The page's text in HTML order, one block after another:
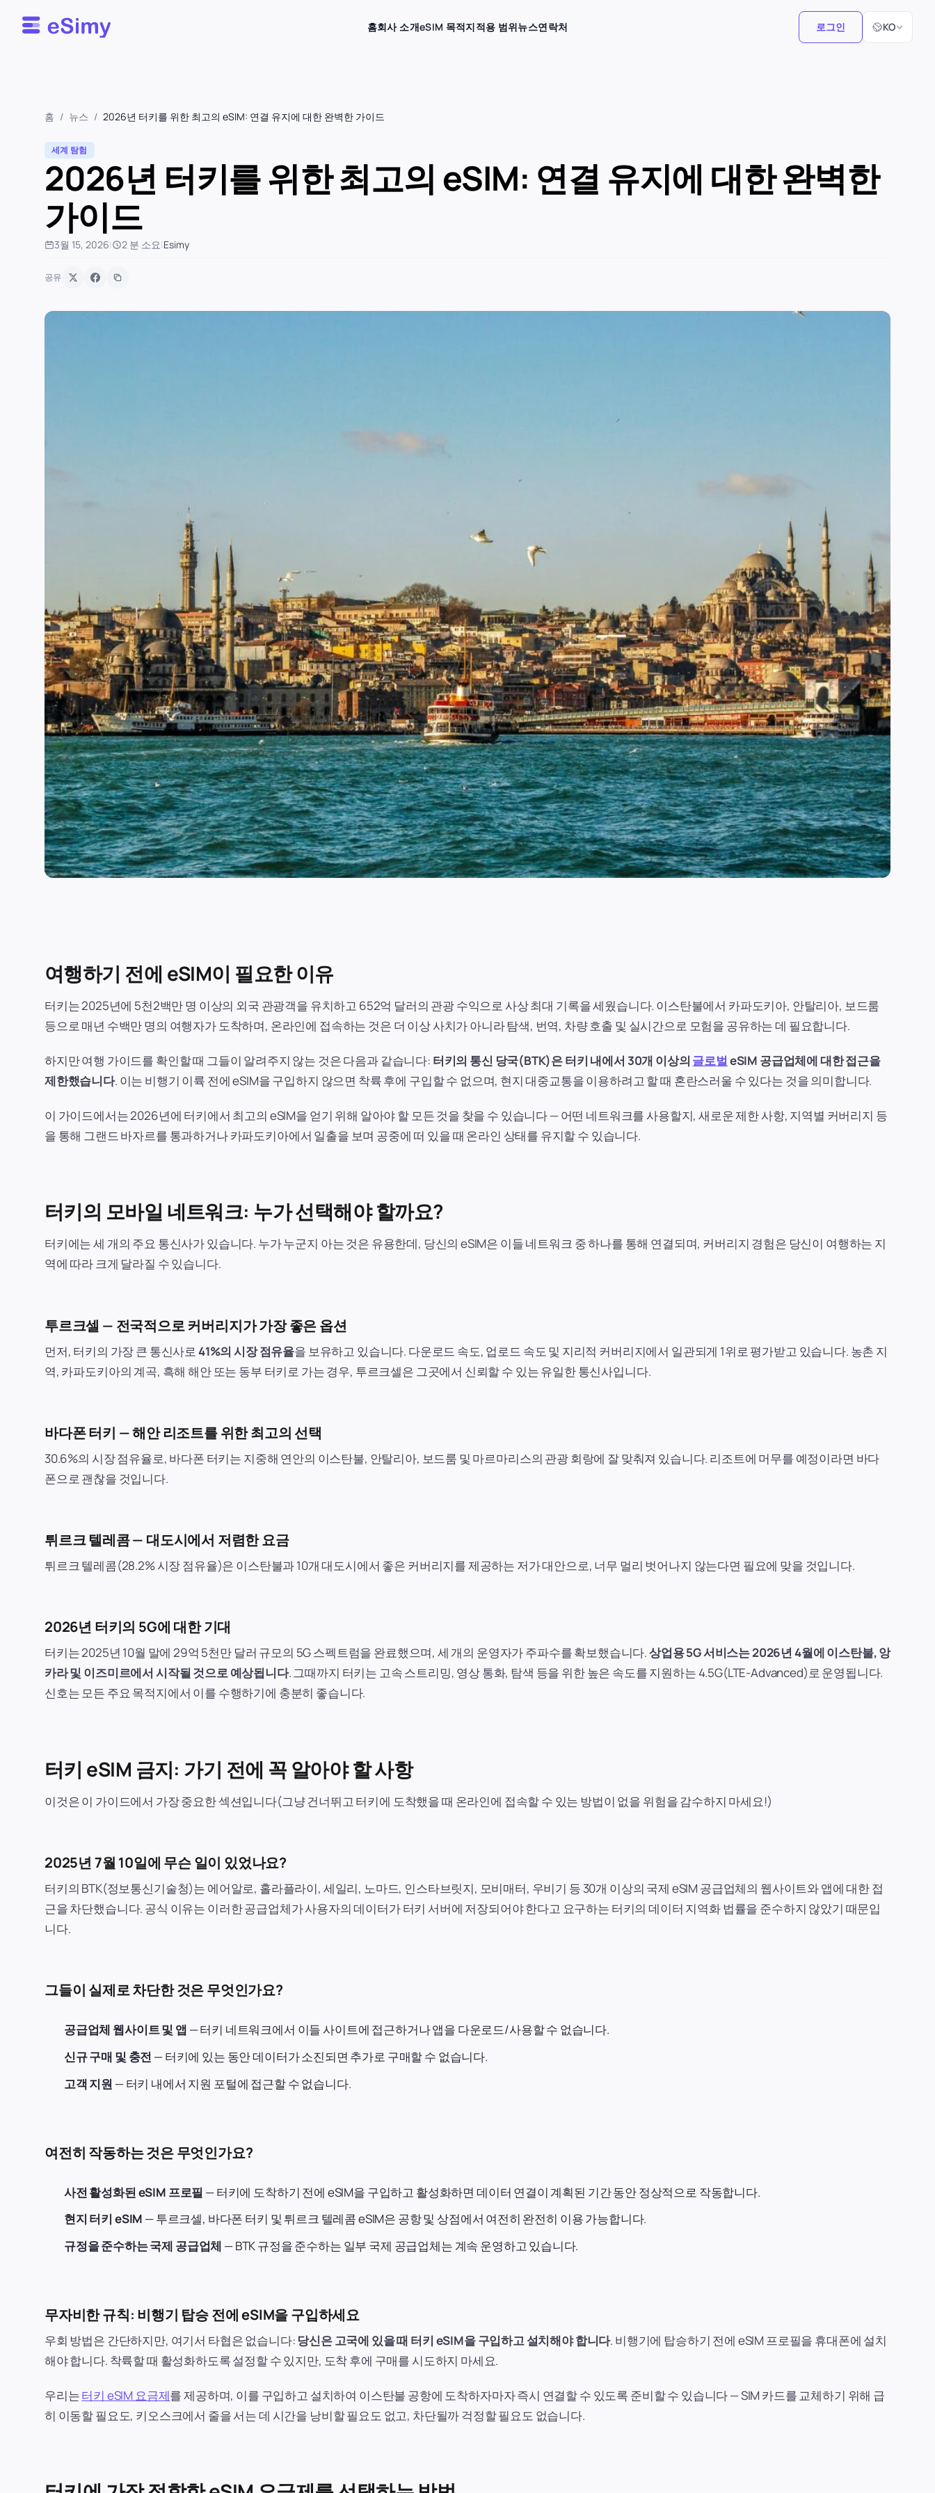
Esimy 홈회사 소개eSIM 목적지적용 범위뉴스연락처 로그인 KO
언어 선택
홈 / 뉴스 / 2026년 터키를 위한 최고의 eSIM: 연결 유지에 대한 완벽한 가이드
세계 탐험
2026년 터키를 위한 최고의 eSIM: 연결 유지에 대한 완벽한
가이드
3월 15, 2026| 2 분 소요|Esimy
공유
여행하기 전에 eSIM이 필요한 이유
터키는 2025년에 5천2백만 명 이상의 외국 관광객을 유치하고 652억 달러의 관광 수익으로 사상 최대 기록을 세웠습니다. 이스탄불에서 카파도키아, 안탈리아, 보드룸
등으로 매년 수백만 명의 여행자가 도착하며, 온라인에 접속하는 것은 더 이상 사치가 아니라 탐색, 번역, 차량 호출 및 실시간으로 모험을 공유하는 데 필요합니다.
하지만 여행 가이드를 확인할 때 그들이 알려주지 않는 것은 다음과 같습니다: 터키의 통신 당국(BTK)은 터키 내에서 30개 이상의 글로벌 eSIM 공급업체에 대한 접근을
제한했습니다. 이는 비행기 이륙 전에 eSIM을 구입하지 않으면 착륙 후에 구입할 수 없으며, 현지 대중교통을 이용하려고 할 때 혼란스러울 수 있다는 것을 의미합니다.
이 가이드에서는 2026년에 터키에서 최고의 eSIM을 얻기 위해 알아야 할 모든 것을 찾을 수 있습니다 — 어떤 네트워크를 사용할지, 새로운 제한 사항, 지역별 커버리지 등
을 통해 그랜드 바자르를 통과하거나 카파도키아에서 일출을 보며 공중에 떠 있을 때 온라인 상태를 유지할 수 있습니다.
터키의 모바일 네트워크: 누가 선택해야 할까요?
터키에는 세 개의 주요 통신사가 있습니다. 누가 누군지 아는 것은 유용한데, 당신의 eSIM은 이들 네트워크 중 하나를 통해 연결되며, 커버리지 경험은 당신이 여행하는 지
역에 따라 크게 달라질 수 있습니다.
투르크셀 — 전국적으로 커버리지가 가장 좋은 옵션
먼저, 터키의 가장 큰 통신사로41%의 시장 점유율을 보유하고 있습니다. 다운로드 속도, 업로드 속도 및 지리적 커버리지에서 일관되게 1위로 평가받고 있습니다. 농촌 지
역, 카파도키아의 계곡, 흑해 해안 또는 동부 터키로 가는 경우, 투르크셀은 그곳에서 신뢰할 수 있는 유일한 통신사입니다.
바다폰 터키 — 해안 리조트를 위한 최고의 선택
30.6%의 시장 점유율로, 바다폰 터키는 지중해 연안의 이스탄불, 안탈리아, 보드룸 및 마르마리스의 관광 회랑에 잘 맞춰져 있습니다. 리조트에 머무를 예정이라면 바다
폰으로 괜찮을 것입니다.
튀르크 텔레콤 — 대도시에서 저렴한 요금
튀르크 텔레콤(28.2% 시장 점유율)은 이스탄불과 10개 대도시에서 좋은 커버리지를 제공하는 저가 대안으로, 너무 멀리 벗어나지 않는다면 필요에 맞을 것입니다.
2026년 터키의 5G에 대한 기대
터키는 2025년 10월 말에 29억 5천만 달러 규모의 5G 스펙트럼을 완료했으며, 세 개의 운영자가 주파수를 확보했습니다.상업용 5G 서비스는 2026년 4월에 이스탄불, 앙
카라 및 이즈미르에서 시작될 것으로 예상됩니다. 그때까지 터키는 고속 스트리밍, 영상 통화, 탐색 등을 위한 높은 속도를 지원하는 4.5G(LTE-Advanced)로 운영됩니다.
신호는 모든 주요 목적지에서 이를 수행하기에 충분히 좋습니다.
터키 eSIM 금지: 가기 전에 꼭 알아야 할 사항
이것은 이 가이드에서 가장 중요한 섹션입니다(그냥 건너뛰고 터키에 도착했을 때 온라인에 접속할 수 있는 방법이 없을 위험을 감수하지 마세요!)
2025년 7월 10일에 무슨 일이 있었나요?
터키의 BTK(정보통신기술청)는 에어알로, 홀라플라이, 세일리, 노마드, 인스타브릿지, 모비매터, 우비기 등 30개 이상의 국제 eSIM 공급업체의 웹사이트와 앱에 대한 접
근을 차단했습니다. 공식 이유는 이러한 공급업체가 사용자의 데이터가 터키 서버에 저장되어야 한다고 요구하는 터키의 데이터 지역화 법률을 준수하지 않았기 때문입
니다.
그들이 실제로 차단한 것은 무엇인가요?
공급업체 웹사이트 및 앱 — 터키 네트워크에서 이들 사이트에 접근하거나 앱을 다운로드/사용할 수 없습니다.
신규 구매 및 충전 — 터키에 있는 동안 데이터가 소진되면 추가로 구매할 수 없습니다.
고객 지원 — 터키 내에서 지원 포털에 접근할 수 없습니다.
여전히 작동하는 것은 무엇인가요?
사전 활성화된 eSIM 프로필 — 터키에 도착하기 전에 eSIM을 구입하고 활성화하면 데이터 연결이 계획된 기간 동안 정상적으로 작동합니다.
현지 터키 eSIM — 투르크셀, 바다폰 터키 및 튀르크 텔레콤 eSIM은 공항 및 상점에서 여전히 완전히 이용 가능합니다.
규정을 준수하는 국제 공급업체 — BTK 규정을 준수하는 일부 국제 공급업체는 계속 운영하고 있습니다.
무자비한 규칙: 비행기 탑승 전에 eSIM을 구입하세요
우회 방법은 간단하지만, 여기서 타협은 없습니다: 당신은 고국에 있을 때 터키 eSIM을 구입하고 설치해야 합니다. 비행기에 탑승하기 전에 eSIM 프로필을 휴대폰에 설치
해야 합니다. 착륙할 때 활성화하도록 설정할 수 있지만, 도착 후에 구매를 시도하지 마세요.
우리는터키 eSIM 요금제를 제공하며, 이를 구입하고 설치하여 이스탄불 공항에 도착하자마자 즉시 연결할 수 있도록 준비할 수 있습니다 — SIM 카드를 교체하기 위해 급
히 이동할 필요도, 키오스크에서 줄을 서는 데 시간을 낭비할 필요도 없고, 차단될까 걱정할 필요도 없습니다.